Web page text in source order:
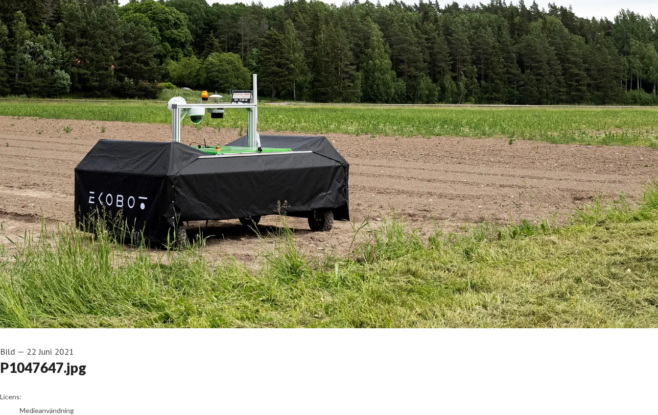
Bild — 22 Juni 2021
P1047647.jpg
go to media item
Licens:
Medieanvändning